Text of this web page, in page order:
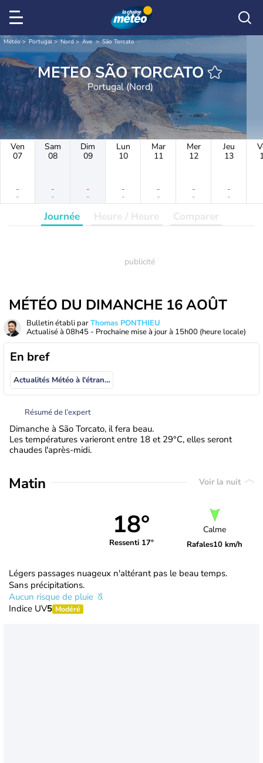
Météo Portugal Nord Ave São Torcato
METEO SÃO TORCATO
Portugal (Nord)
Ven
07
-
-
Sam
08
-
-
Dim
09
-
-
Lun
10
-
-
Mar
11
-
-
Mer
12
-
-
Jeu
13
-
-
Journée Heure / Heure Comparer
MÉTÉO DU DIMANCHE 16 AOÛT
Bulletin établi parThomas PONTHIEU
Actualisé à 08h45 - Prochaine mise à jour à 15h00 (heure locale)
En bref
Actualités Météo à l'étranger
Résumé de l’expert
Dimanche à São Torcato, il fera beau.
Les températures varieront entre 18 et 29°C, elles seront
chaudes l'après-midi.
Matin Voir la nuit
18°
Ressenti 17°
Calme
Rafales10 km/h
Légers passages nuageux n'altérant pas le beau temps.
Sans précipitations.
Aucun risque de pluie
Indice UV5 Modéré